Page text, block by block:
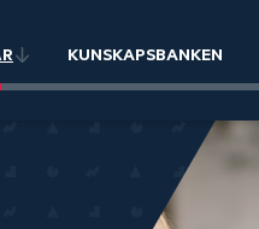
KUNSKAPSBANKEN